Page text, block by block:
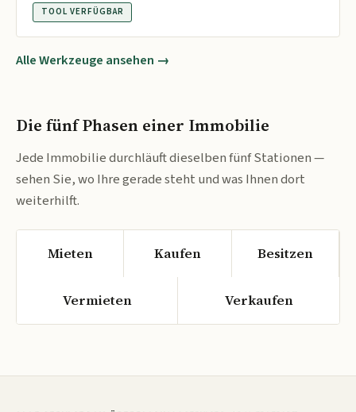
TOOL VERFÜGBAR
Alle Werkzeuge ansehen →
Die fünf Phasen einer Immobilie
Jede Immobilie durchläuft dieselben fünf Stationen —
sehen Sie, wo Ihre gerade steht und was Ihnen dort
weiterhilft.
Mieten Kaufen Besitzen
Vermieten Verkaufen